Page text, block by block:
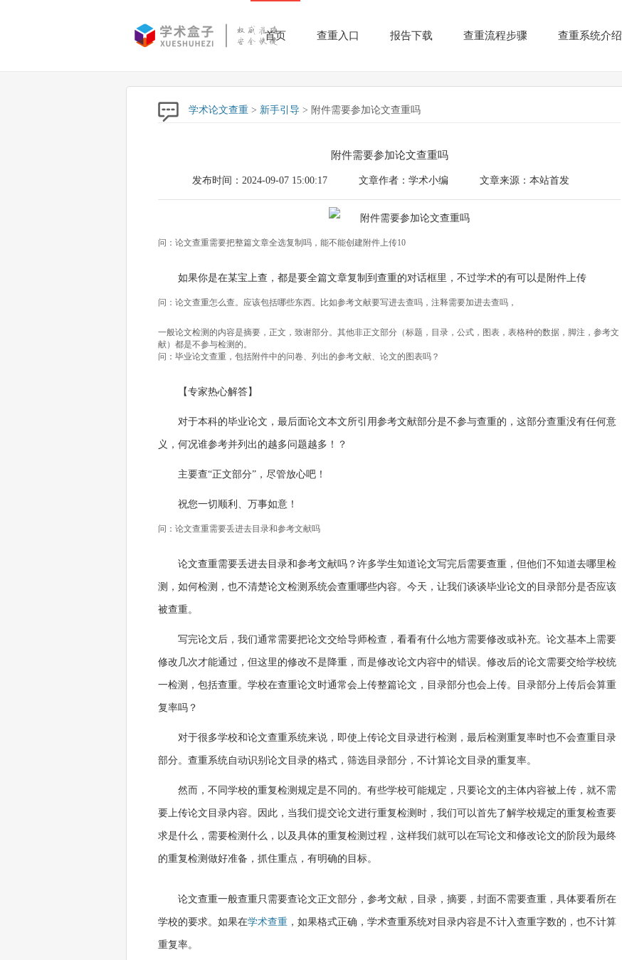
首页 查重入口 报告下载 查重流程步骤 查重系统介绍
学术论文查重 > 新手引导 > 附件需要参加论文查重吗
附件需要参加论文查重吗
发布时间：2024-09-07 15:00:17 文章作者：学术小编 文章来源：本站首发
问：论文查重需要把整篇文章全选复制吗，能不能创建附件上传10
如果你是在某宝上查，都是要全篇文章复制到查重的对话框里，不过学术的有可以是附件上传
问：论文查重怎么查。应该包括哪些东西。比如参考文献要写进去查吗，注释需要加进去查吗，
一般论文检测的内容是摘要，正文，致谢部分。其他非正文部分（标题，目录，公式，图表，表格种的数据，脚注，参考文
献）都是不参与检测的。
问：毕业论文查重，包括附件中的问卷、列出的参考文献、论文的图表吗？
【专家热心解答】
对于本科的毕业论文，最后面论文本文所引用参考文献部分是不参与查重的，这部分查重没有任何意
义，何况谁参考并列出的越多问题越多！？
主要查“正文部分”，尽管放心吧！
祝您一切顺利、万事如意！
问：论文查重需要丢进去目录和参考文献吗
论文查重需要丢进去目录和参考文献吗？许多学生知道论文写完后需要查重，但他们不知道去哪里检
测，如何检测，也不清楚论文检测系统会查重哪些内容。今天，让我们谈谈毕业论文的目录部分是否应该
被查重。
写完论文后，我们通常需要把论文交给导师检查，看看有什么地方需要修改或补充。论文基本上需要
修改几次才能通过，但这里的修改不是降重，而是修改论文内容中的错误。修改后的论文需要交给学校统
一检测，包括查重。学校在查重论文时通常会上传整篇论文，目录部分也会上传。目录部分上传后会算重
复率吗？
对于很多学校和论文查重系统来说，即使上传论文目录进行检测，最后检测重复率时也不会查重目录
部分。查重系统自动识别论文目录的格式，筛选目录部分，不计算论文目录的重复率。
然而，不同学校的重复检测规定是不同的。有些学校可能规定，只要论文的主体内容被上传，就不需
要上传论文目录内容。因此，当我们提交论文进行重复检测时，我们可以首先了解学校规定的重复检查要
求是什么，需要检测什么，以及具体的重复检测过程，这样我们就可以在写论文和修改论文的阶段为最终
的重复检测做好准备，抓住重点，有明确的目标。
论文查重一般查重只需要查论文正文部分，参考文献，目录，摘要，封面不需要查重，具体要看所在
学校的要求。如果在学术查重 ，如果格式正确，学术查重系统对目录内容是不计入查重字数的，也不计算
重复率。